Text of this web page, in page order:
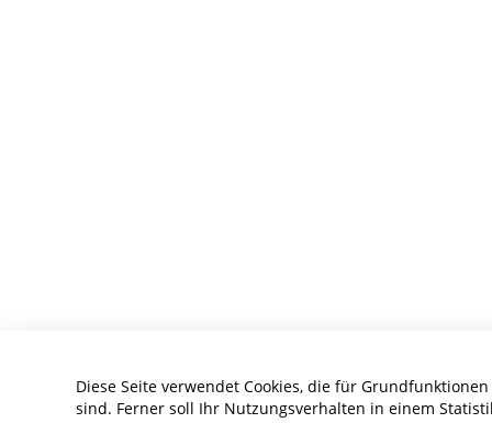
Diese Seite verwendet Cookies, die für
sind. Ferner soll Ihr Nutzungsverhalten in einem